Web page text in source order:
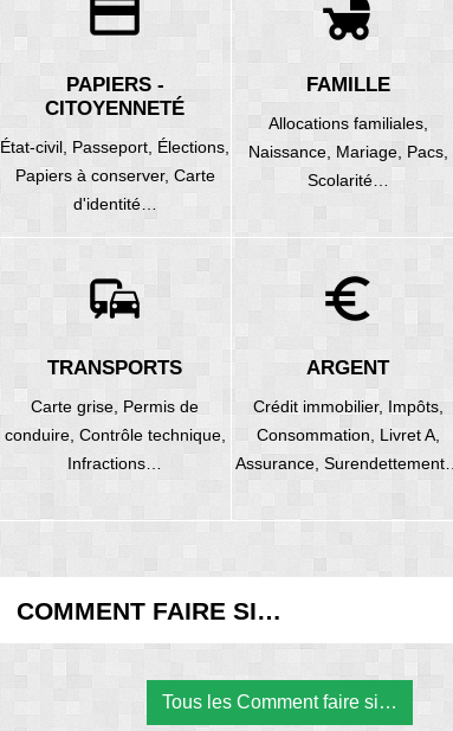
credit_card
PAPIERS -
CITOYENNETÉ
État-civil, Passeport, Élections,
Papiers à conserver, Carte
d'identité…
child_friendly
FAMILLE
Allocations familiales,
Naissance, Mariage, Pacs,
Scolarité…
commute
TRANSPORTS
Carte grise, Permis de
conduire, Contrôle technique,
Infractions…
euro_symbol
ARGENT
Crédit immobilier, Impôts,
Consommation, Livret A,
Assurance, Surendettement…
COMMENT FAIRE SI…
Tous les Comment faire si…